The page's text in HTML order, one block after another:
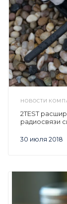
НОВОСТИ
30 июля 2018
2TEST
радиосвязи